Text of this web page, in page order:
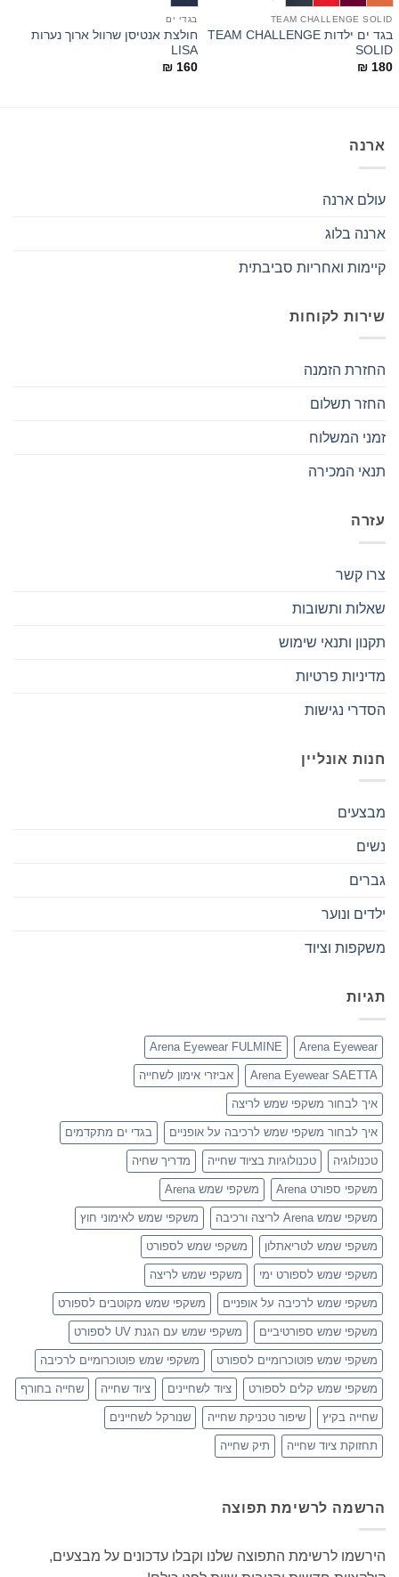
TEAM CHALLENGE SOLID
בגד ים ילדות TEAM CHALLENGE
SOLID
₪ 180
בגדי ים
חולצת אנטיסן שרוול ארוך נערות
LISA
₪ 160
ארנה
עולם ארנה
ארנה בלוג
קיימות ואחריות סביבתית
שירות לקוחות
החזרת הזמנה
החזר תשלום
זמני המשלוח
תנאי המכירה
עזרה
צרו קשר
שאלות ותשובות
תקנון ותנאי שימוש
מדיניות פרטיות
הסדרי נגישות
חנות אונליין
מבצעים
נשים
גברים
ילדים ונוער
משקפות וציוד
תגיות
Arena Eyewear
Arena Eyewear FULMINE
Arena Eyewear SAETTA אביזרי אימון לשחייה
איך לבחור משקפי שמש לריצה
איך לבחור משקפי שמש לרכיבה על אופניים בגדי ים מתקדמים
טכנולוגיה טכנולוגיות בציוד שחייה מדריך שחיה
משקפי ספורט Arena משקפי שמש Arena
משקפי שמש Arena לריצה ורכיבה משקפי שמש לאימוני חוץ
משקפי שמש לטריאתלון משקפי שמש לספורט
משקפי שמש לספורט ימי משקפי שמש לריצה
משקפי שמש לרכיבה על אופניים משקפי שמש מקוטבים לספורט
משקפי שמש ספורטיביים משקפי שמש עם הגנת UV לספורט
משקפי שמש פוטוכרומיים לספורט משקפי שמש פוטוכרומיים לרכיבה
משקפי שמש קלים לספורט ציוד לשחיינים ציוד שחייה שחייה בחורף
שחייה בקיץ שיפור טכניקת שחייה שנורקל לשחיינים
תחזוקת ציוד שחייה תיק שחייה
הרשמה לרשימת תפוצה
הירשמו לרשימת התפוצה שלנו וקבלו עדכונים על מבצעים,